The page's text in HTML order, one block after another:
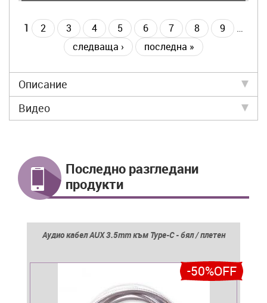
1 2 3 4 5 6 7 8 9
…
следваща ›
последна »
Описание
Видео
Последно разгледани
продукти
Аудио кабел AUX 3.5mm към Type-C - бял / плетен
-50%OFF